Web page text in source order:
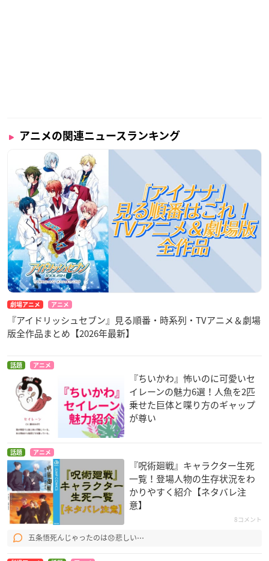
アニメの関連ニュースランキング
劇場アニメ アニメ
『アイドリッシュセブン』見る順番・時系列・TVアニメ＆劇場
版全作品まとめ【2026年最新】
話題 アニメ
『ちいかわ』怖いのに可愛いセ
イレーンの魅力6選！人魚を2匹
乗せた巨体と喋り方のギャップ
が尊い
話題 アニメ
『呪術廻戦』キャラクター生死
一覧！登場人物の生存状況をわ
かりやすく紹介【ネタバレ注
意】
8コメント
五条悟死んじゃったのは😞悲しい⋯